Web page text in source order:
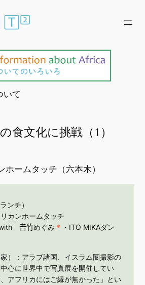
いて
食文化に挑戦（1）
ホームタッチ（六本木）
ンチ）
カンホームタッチ
𠮷竹めぐみ ＊ ・ITO MIKAダン
）：アラブ諸国、イスラム圏撮影の
心に世界中で写真展を開催してい
アフリカにはご縁が無かった」とい